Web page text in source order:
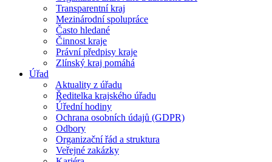
Transparentní kraj
Mezinárodní spolupráce
Často hledané
Činnost kraje
Právní předpisy kraje
Zlínský kraj pomáhá
Úřad
Aktuality z úřadu
Ředitelka krajského úřadu
Úřední hodiny
Ochrana osobních údajů (GDPR)
Odbory
Organizační řád a struktura
Veřejné zakázky